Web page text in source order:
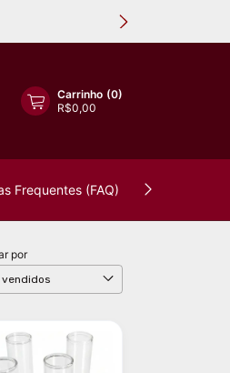
Carrinho (0)
R$0,00
Frequentes (FAQ)
por